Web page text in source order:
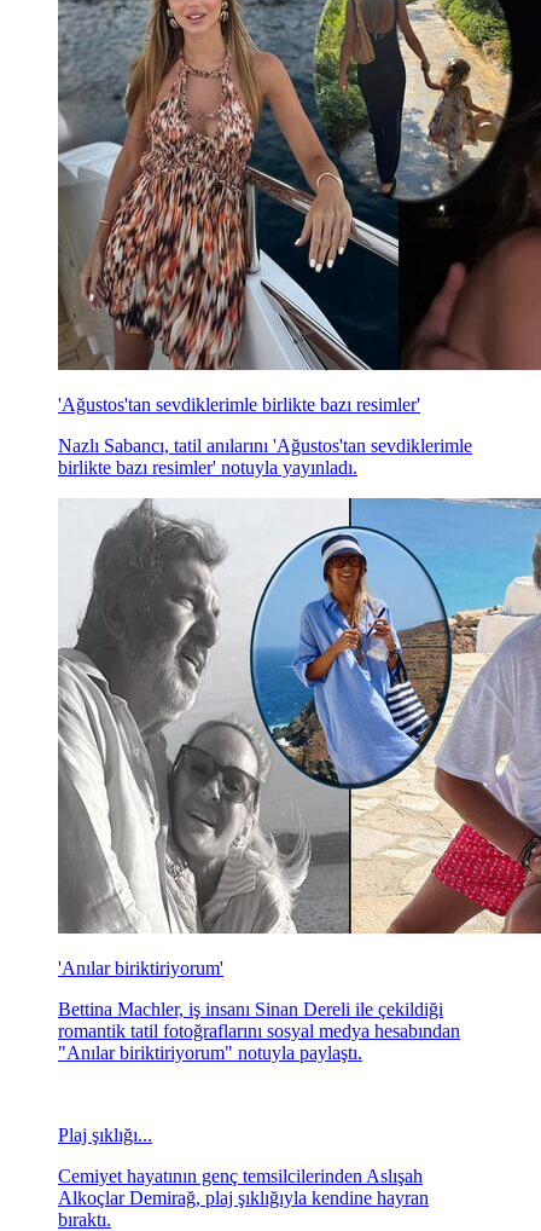
'Ağustos'tan sevdiklerimle birlikte bazı resimler'
Nazlı Sabancı, tatil anılarını 'Ağustos'tan sevdiklerimle
birlikte bazı resimler' notuyla yayınladı.
'Anılar biriktiriyorum'
Bettina Machler, iş insanı Sinan Dereli ile çekildiği
romantik tatil fotoğraflarını sosyal medya hesabından
"Anılar biriktiriyorum" notuyla paylaştı.
Plaj şıklığı...
Cemiyet hayatının genç temsilcilerinden Aslışah
Alkoçlar Demirağ, plaj şıklığıyla kendine hayran
bıraktı.